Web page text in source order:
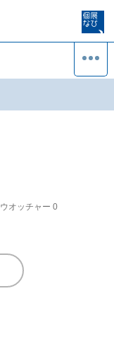
ウオッチャー 0